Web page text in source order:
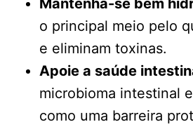
Mantenha-se bem
o principal meio pelo
e eliminam toxinas.
Apoie a saúde
microbioma intestinal
como uma barreira